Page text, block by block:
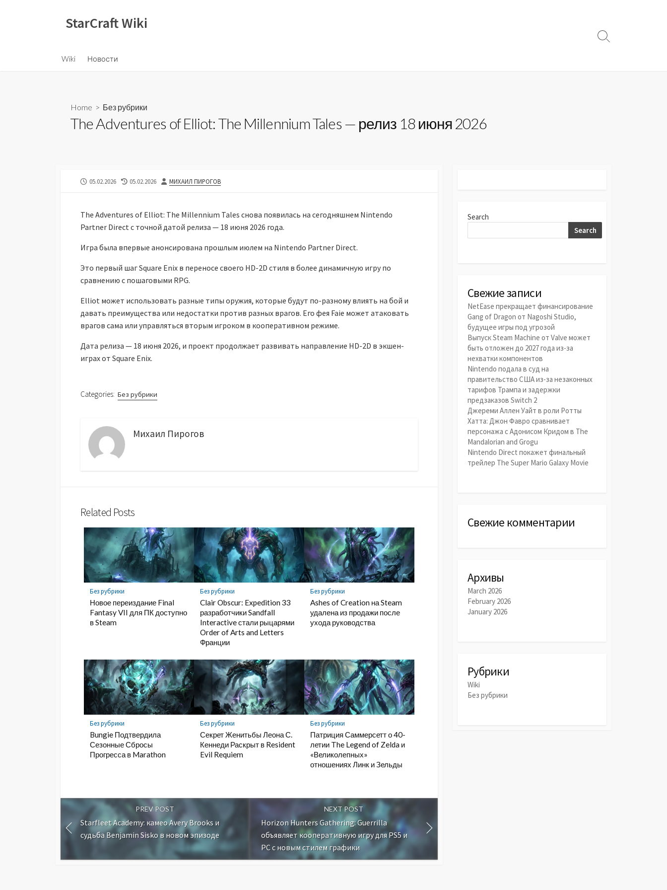
StarCraft Wiki
Wiki Новости
Search
Home > Без рубрики
The Adventures of Elliot: The Millennium Tales — релиз 18 июня 2026
PUBLISHED
05.02.2026
LAST
05.02.2026 AUTHOR
МИХАИЛ ПИРОГОВ
The Adventures of Elliot: The Millennium Tales снова появилась на сегодняшнем Nintendo
Partner Direct с точной датой релиза — 18 июня 2026 года.
Игра была впервые анонсирована прошлым июлем на Nintendo Partner Direct.
Это первый шаг Square Enix в переносе своего HD-2D стиля в более динамичную игру по
сравнению с пошаговыми RPG.
Elliot может использовать разные типы оружия, которые будут по-разному влиять на бой и
давать преимущества или недостатки против разных врагов. Его фея Faie может атаковать
врагов сама или управляться вторым игроком в кооперативном режиме.
Дата релиза — 18 июня 2026, и проект продолжает развивать направление HD-2D в экшен-
играх от Square Enix.
Categories: Без рубрики
Михаил Пирогов
Related Posts
Без рубрики
Новое переиздание Final
Fantasy VII для ПК доступно
в Steam
Без рубрики
Clair Obscur: Expedition 33
разработчики Sandfall
Interactive стали рыцарями
Order of Arts and Letters
Франции
Без рубрики
Ashes of Creation на Steam
удалена из продажи после
ухода руководства
Без рубрики
Bungie Подтвердила
Сезонные Сбросы
Прогресса в Marathon
Без рубрики
Секрет Женитьбы Леона С.
Кеннеди Раскрыт в Resident
Evil Requiem
Без рубрики
Патриция Саммерсетт о 40-
летии The Legend of Zelda и
«Великолепных»
отношениях Линк и Зельды
PREV POST
Starfleet Academy: камео Avery Brooks и
судьба Benjamin Sisko в новом эпизоде
NEXT POST
Horizon Hunters Gathering: Guerrilla
объявляет кооперативную игру для PS5 и
PC с новым стилем графики
Search
Search
Свежие записи
NetEase прекращает финансирование
Gang of Dragon от Nagoshi Studio,
будущее игры под угрозой
Выпуск Steam Machine от Valve может
быть отложен до 2027 года из-за
нехватки компонентов
Nintendo подала в суд на
правительство США из-за незаконных
тарифов Трампа и задержки
предзаказов Switch 2
Джереми Аллен Уайт в роли Ротты
Хатта: Джон Фавро сравнивает
персонажа с Адонисом Кридом в The
Mandalorian and Grogu
Nintendo Direct покажет финальный
трейлер The Super Mario Galaxy Movie
Свежие комментарии
Архивы
March 2026
February 2026
January 2026
Рубрики
Wiki
Без рубрики